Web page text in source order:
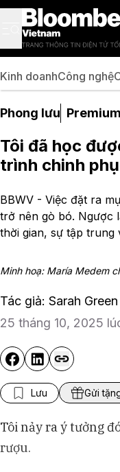
Kinh doanhCông nghệ
Phong lưu Premium
Tôi đã học
trình chinh
BBWV - Việc đặt ra
trở nên gò bó. Ngược
thời gian, sự tập trung
Minh hoạ: María Medem
Tác giả: Sarah
25 tháng 10, 2025
Lưu Gửi
Tôi nảy ra ý tưởng
rượu.